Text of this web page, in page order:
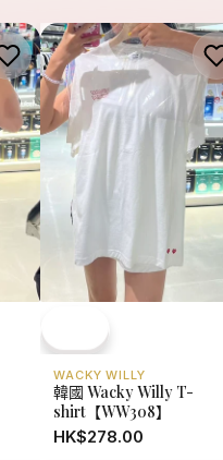
WACKY WILLY
韓國 Wacky Willy T-
shirt【WW308】
HK$278.00